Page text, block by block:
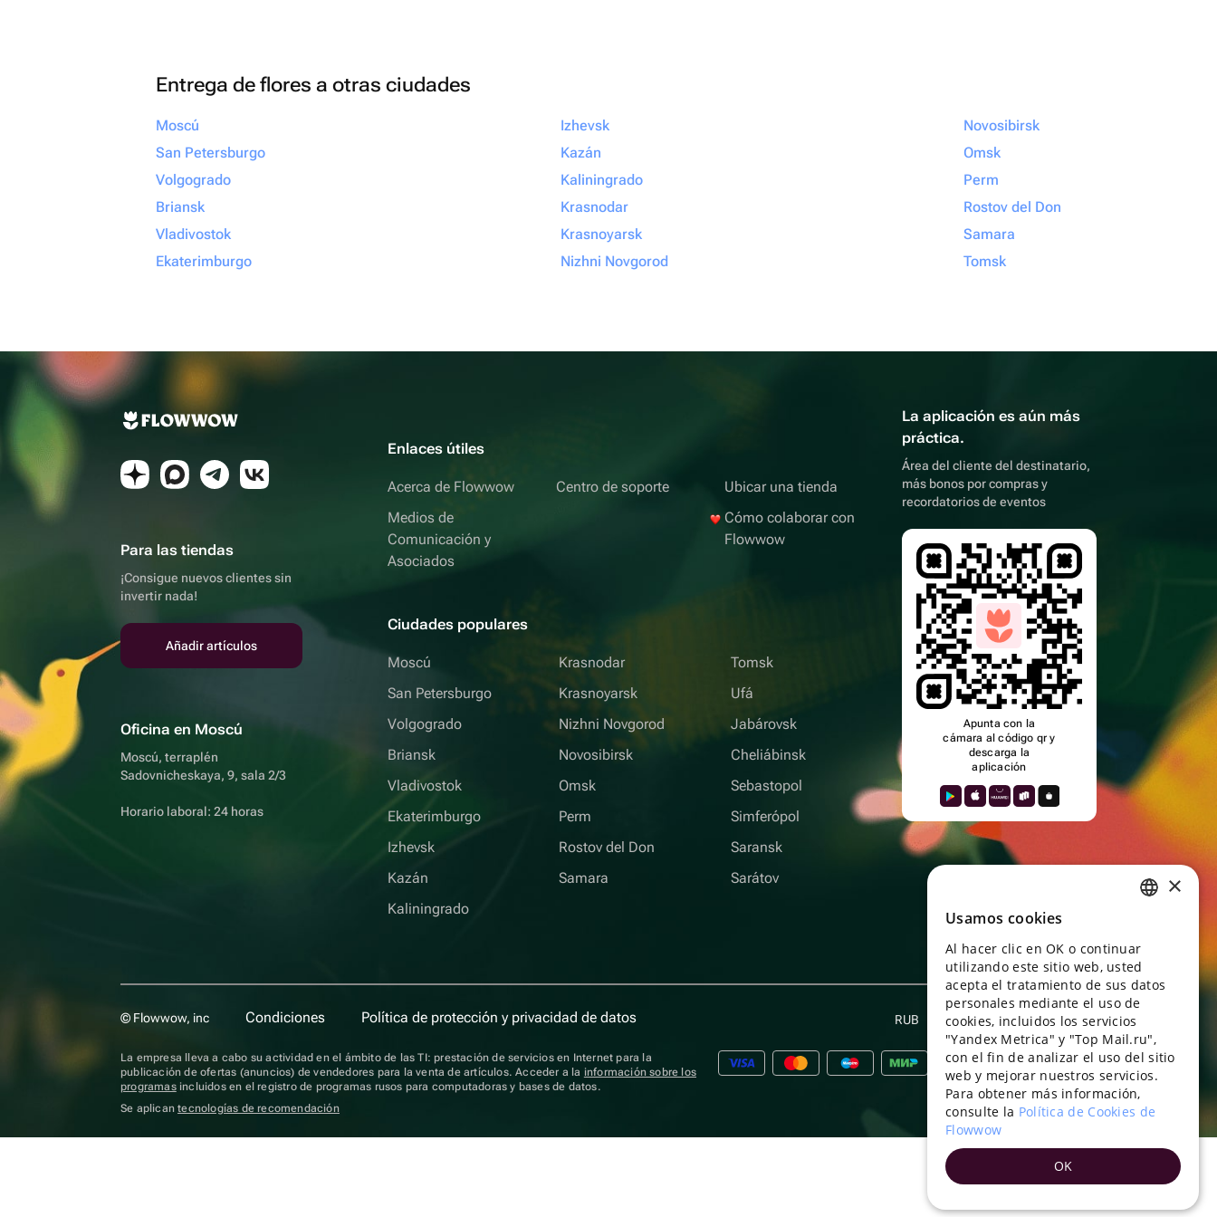
Entrega de flores a otras ciudades
Moscú
San Petersburgo
Volgogrado
Briansk
Vladivostok
Ekaterimburgo
Izhevsk
Kazán
Kaliningrado
Krasnodar
Krasnoyarsk
Nizhni Novgorod
Novosibirsk
Omsk
Perm
Rostov del Don
Samara
Tomsk
Para las tiendas
¡Consigue nuevos clientes sin
invertir nada!
Añadir artículos
Oficina en Moscú
Moscú, terraplén
Sadovnicheskaya, 9, sala 2/3
Horario laboral: 24 horas
Enlaces útiles
Acerca de Flowwow
Medios de
Comunicación y
Asociados
Centro de soporte
Ubicar una tienda
Cómo colaborar con
Flowwow
Ciudades populares
Moscú
San Petersburgo
Volgogrado
Briansk
Vladivostok
Ekaterimburgo
Izhevsk
Kazán
Kaliningrado
Krasnodar
Krasnoyarsk
Nizhni Novgorod
Novosibirsk
Omsk
Perm
Rostov del Don
Samara
Tomsk
Ufá
Jabárovsk
Cheliábinsk
Sebastopol
Simferópol
Saransk
Sarátov
La aplicación es aún más
práctica.
Área del cliente del destinatario,
más bonos por compras y
recordatorios de eventos
Apunta con la
cámara al código qr y
descarga la
aplicación
© Flowwow, inc Condiciones Política de protección y privacidad de datos RUB Español
La empresa lleva a cabo su actividad en el ámbito de las TI: prestación de servicios en Internet para la
publicación de ofertas (anuncios) de vendedores para la venta de artículos. Acceder a la información sobre los
programasincluidos en el registro de programas rusos para computadoras y bases de datos.
Se aplicantecnologías de recomendación
ENGLISH
UKRAINIAN
PORTUGUESE
SPANISH
HUNGARIAN
ITALIAN
×
Usamos cookies
Al hacer clic en OK o continuar
utilizando este sitio web, usted
acepta el tratamiento de sus datos
personales mediante el uso de
cookies, incluidos los servicios
"Yandex Metrica" y "Top Mail.ru",
con el fin de analizar el uso del sitio
web y mejorar nuestros servicios.
Para obtener más información,
consulte la Política de Cookies de
Flowwow
OK